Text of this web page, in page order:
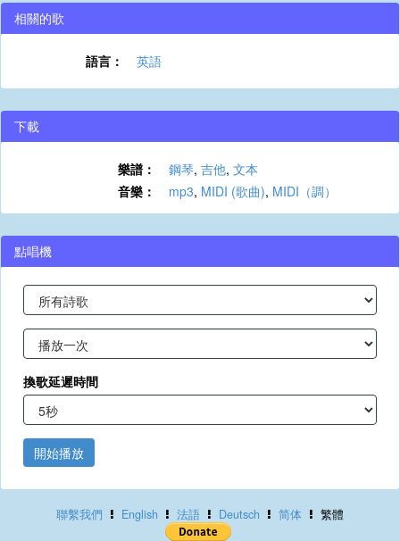
相關的歌
語言： 英語
下載
樂譜： 鋼琴, 吉他, 文本
音樂：
mp3, MIDI (歌曲), MIDI（調）
點唱機
換歌延遲時間
開始播放
聯繫我們 English 法語 Deutsch 简体 繁體